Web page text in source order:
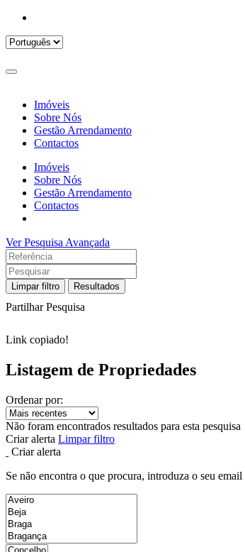
Imóveis
Sobre Nós
Gestão Arrendamento
Contactos
Imóveis
Sobre Nós
Gestão Arrendamento
Contactos
Ver Pesquisa Avançada
Limpar filtro Resultados
Partilhar Pesquisa
Link copiado!
Listagem de Propriedades
Ordenar por:
Não foram encontrados resultados para esta pesquisa
Criar alerta Limpar filtro
Criar alerta
Se não encontra o que procura, introduza o seu